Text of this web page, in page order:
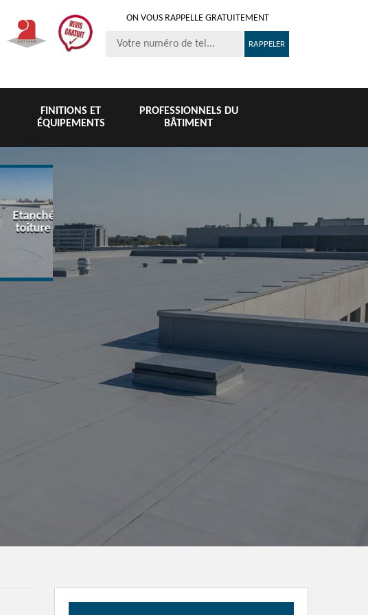
ON VOUS RAPPELLE GRATUITEMENT
FINITIONS ET
ÉQUIPEMENTS
PROFESSIONNELS DU
BÂTIMENT
Etanchéité
toiture 76
Nettoyage et
pose de
gouttière 76
tuile et
76